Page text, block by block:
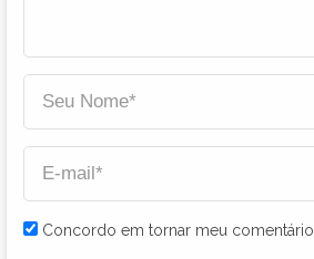
Concordo em tornar meu